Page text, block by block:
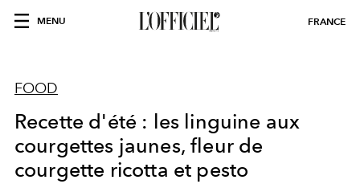
MENU FRANCE
FOOD
Recette d'été : les linguine aux
courgettes jaunes, fleur de
courgette ricotta et pesto